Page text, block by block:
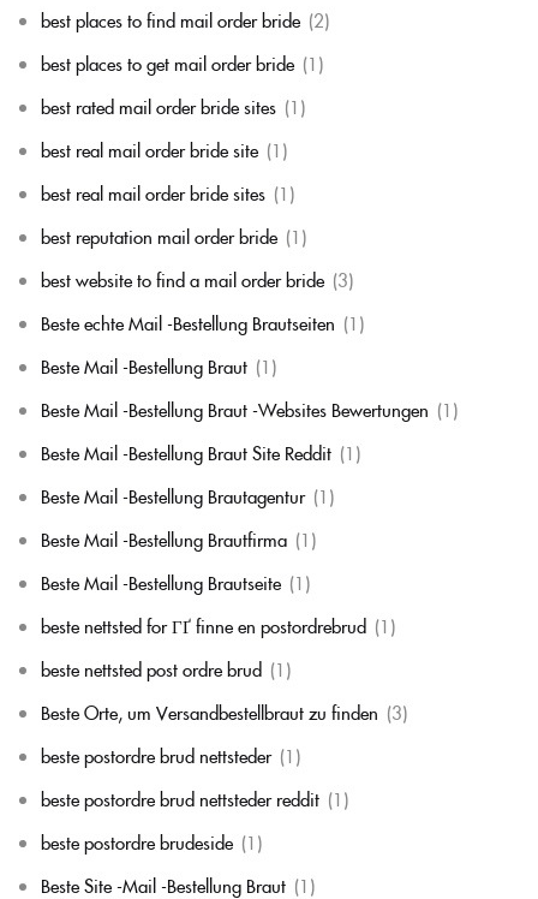
best places to find mail order bride (2)
best places to get mail order bride (1)
best rated mail order bride sites (1)
best real mail order bride site (1)
best real mail order bride sites (1)
best reputation mail order bride (1)
best website to find a mail order bride (3)
Beste echte Mail -Bestellung Brautseiten (1)
Beste Mail -Bestellung Braut (1)
Beste Mail -Bestellung Braut -Websites Bewertungen (1)
Beste Mail -Bestellung Braut Site Reddit (1)
Beste Mail -Bestellung Brautagentur (1)
Beste Mail -Bestellung Brautfirma (1)
Beste Mail -Bestellung Brautseite (1)
beste nettsted for ГҐ finne en postordrebrud (1)
beste nettsted post ordre brud (1)
Beste Orte, um Versandbestellbraut zu finden (3)
beste postordre brud nettsteder (1)
beste postordre brud nettsteder reddit (1)
beste postordre brudeside (1)
Beste Site -Mail -Bestellung Braut (1)